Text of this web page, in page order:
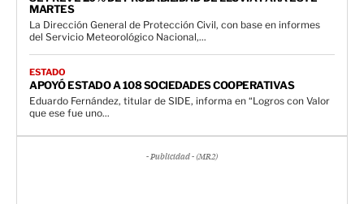
MARTES
La Dirección General de Protección Civil, con base en informes
del Servicio Meteorológico Nacional,...
ESTADO
APOYÓ ESTADO A 108 SOCIEDADES COOPERATIVAS
Eduardo Fernández, titular de SIDE, informa en “Logros con Valor
que ese fue uno...
- Publicidad - (MR2)